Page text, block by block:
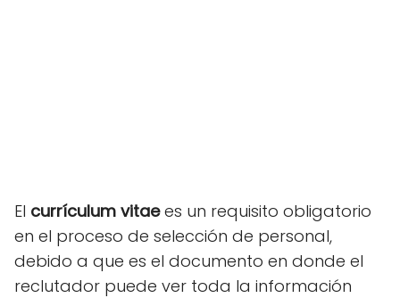
El currículum vitaees un requisito obligatorio
en el proceso de selección de personal,
debido a que es el documento en donde el
reclutador puede ver toda la información